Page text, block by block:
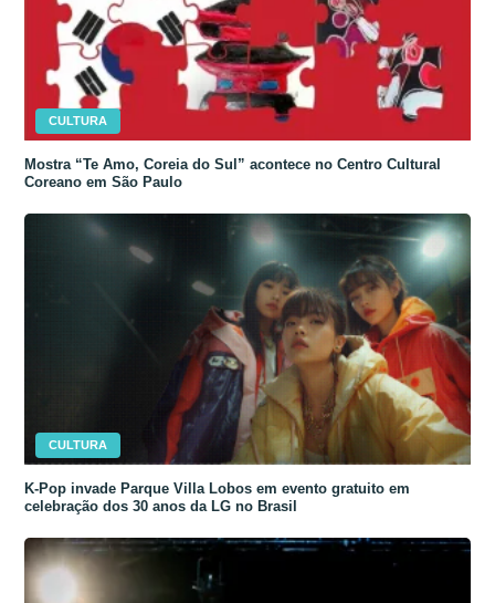
CULTURA
Mostra “Te Amo, Coreia do Sul” acontece no Centro Cultural
Coreano em São Paulo
CULTURA
K-Pop invade Parque Villa Lobos em evento gratuito em
celebração dos 30 anos da LG no Brasil